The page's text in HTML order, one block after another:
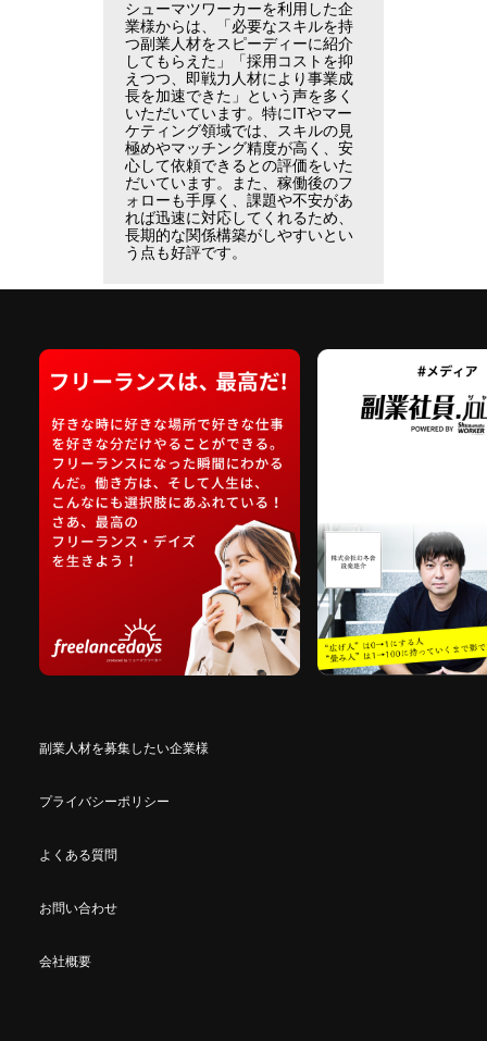
シューマツワーカーを利用した企
業様からは、「必要なスキルを持
つ副業人材をスピーディーに紹介
してもらえた」「採用コストを抑
えつつ、即戦力人材により事業成
長を加速できた」という声を多く
いただいています。特にITやマー
ケティング領域では、スキルの見
極めやマッチング精度が高く、安
心して依頼できるとの評価をいた
だいています。また、稼働後のフ
ォローも手厚く、課題や不安があ
れば迅速に対応してくれるため、
長期的な関係構築がしやすいとい
う点も好評です。
副業人材を募集したい企業様
プライバシーポリシー
よくある質問
お問い合わせ
会社概要